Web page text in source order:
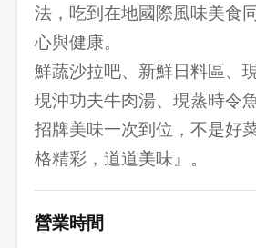
法，吃到在地國際風味美食
心與健康。
鮮蔬沙拉吧、新鮮日料區、
現沖功夫牛肉湯、現蒸時令
招牌美味一次到位，不是好
格精彩，道道美味』。
營業時間